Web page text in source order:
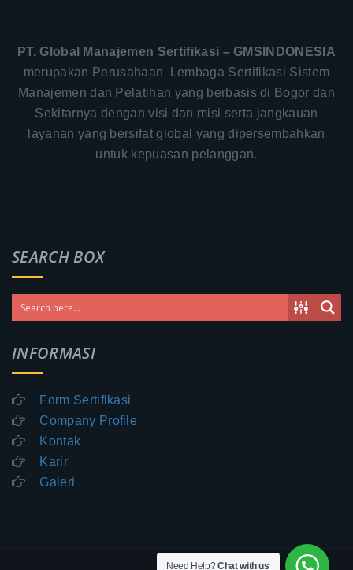
PT. Global Manajemen Sertifikasi – GMSINDONESIA
merupakan Perusahaan Lembaga Sertifikasi Sistem
Manajemen dan Pelatihan yang berbasis di Bogor dan
Sekitarnya dengan visi dan misi serta jangkauan
layanan yang bersifat global yang dipersembahkan
untuk kepuasan pelanggan.
SEARCH BOX
INFORMASI
Form Sertifikasi
Company Profile
Kontak
Karir
Galeri
Need Help?Chat with us